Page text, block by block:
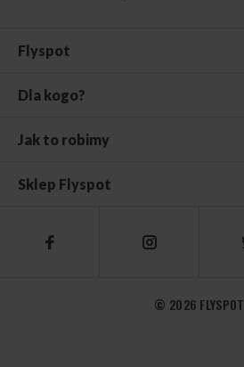
Flyspot
Dla kogo?
Jak to robimy
Sklep Flyspot
© 2026 FLYSPOT